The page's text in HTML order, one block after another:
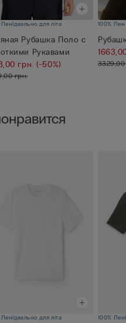
ЛенІдеально для літа
Рубашка Поло с
Рукавами
грн.(-50%)
грн.
100% Лен
3329,00
ЛенІдеально для літа 100% Лен